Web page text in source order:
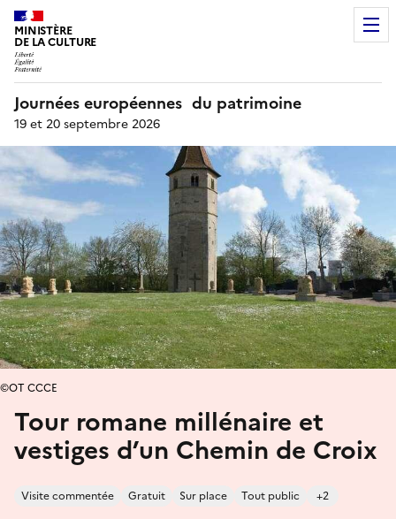
MINISTÈRE
DE LA CULTURE
Journées européennes du patrimoine
19 et 20 septembre 2026
Tour romane millénaire et
vestiges d’un Chemin de Croix
Visite commentée Gratuit Sur place Tout public +2
©OT CCCE